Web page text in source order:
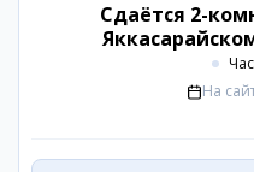
Сдаётся 2-
На